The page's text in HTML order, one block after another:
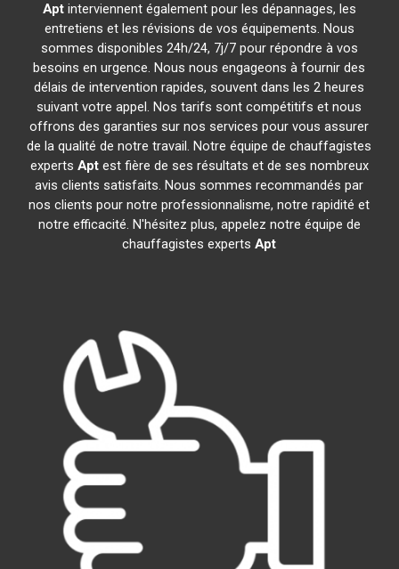
Aptinterviennent également pour les dépannages, les
entretiens et les révisions de vos équipements. Nous
sommes disponibles 24h/24, 7j/7 pour répondre à vos
besoins en urgence. Nous nous engageons à fournir des
délais de intervention rapides, souvent dans les 2 heures
suivant votre appel. Nos tarifs sont compétitifs et nous
offrons des garanties sur nos services pour vous assurer
de la qualité de notre travail. Notre équipe de chauffagistes
experts Aptest fière de ses résultats et de ses nombreux
avis clients satisfaits. Nous sommes recommandés par
nos clients pour notre professionnalisme, notre rapidité et
notre efficacité. N'hésitez plus, appelez notre équipe de
chauffagistes expertsApt